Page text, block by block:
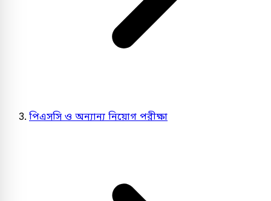
পিএসসি ও অন্যান্য নিয়োগ পরীক্ষা